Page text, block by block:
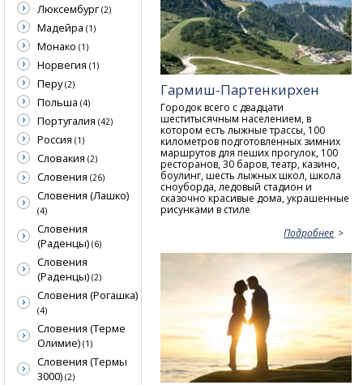
Гармиш-Партенкирхен
Городок всего с двадцати
шеститысячным населением, в
котором есть лыжные трассы, 100
километров подготовленных зимних
маршрутов для пеших прогулок, 100
ресторанов, 30 баров, театр, казино,
боулинг, шесть лыжных школ, школа
сноуборда, ледовый стадион и
сказочно красивые дома, украшенные
рисунками в стиле
Подробнее
Люксембург(2)
Мадейра (1)
Монако (1)
Норвегия (1)
Перу(2)
Польша (4)
Португалия (42)
Россия (1)
Словакия (2)
Словения (26)
Словения (Лашко)
(4)
Словения
(Раденцы) (6)
Словения
(Раденцы) (2)
Словения (Рогашка)
(4)
Словения (Терме
Олимие) (1)
Словения (Термы
3000) (2)